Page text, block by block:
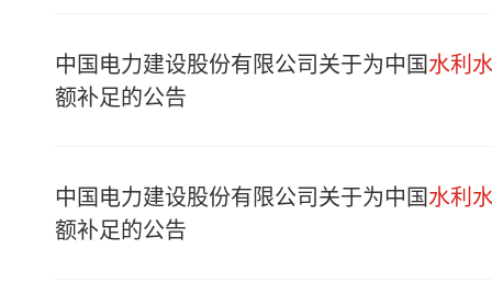
中国电力建设股份有限公司关于为中国水利
额补足的公告
中国电力建设股份有限公司关于为中国水利
额补足的公告